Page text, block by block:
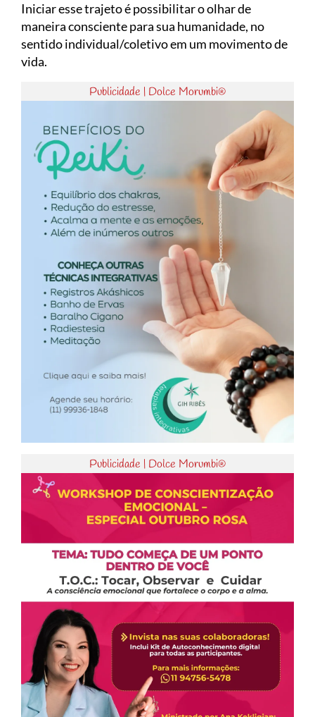
Iniciar esse trajeto é possibilitar o olhar de
maneira consciente para sua humanidade, no
sentido individual/coletivo em um movimento de
vida.
Publicidade | Dolce Morumbi®
Publicidade | Dolce Morumbi®